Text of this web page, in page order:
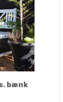
bænk